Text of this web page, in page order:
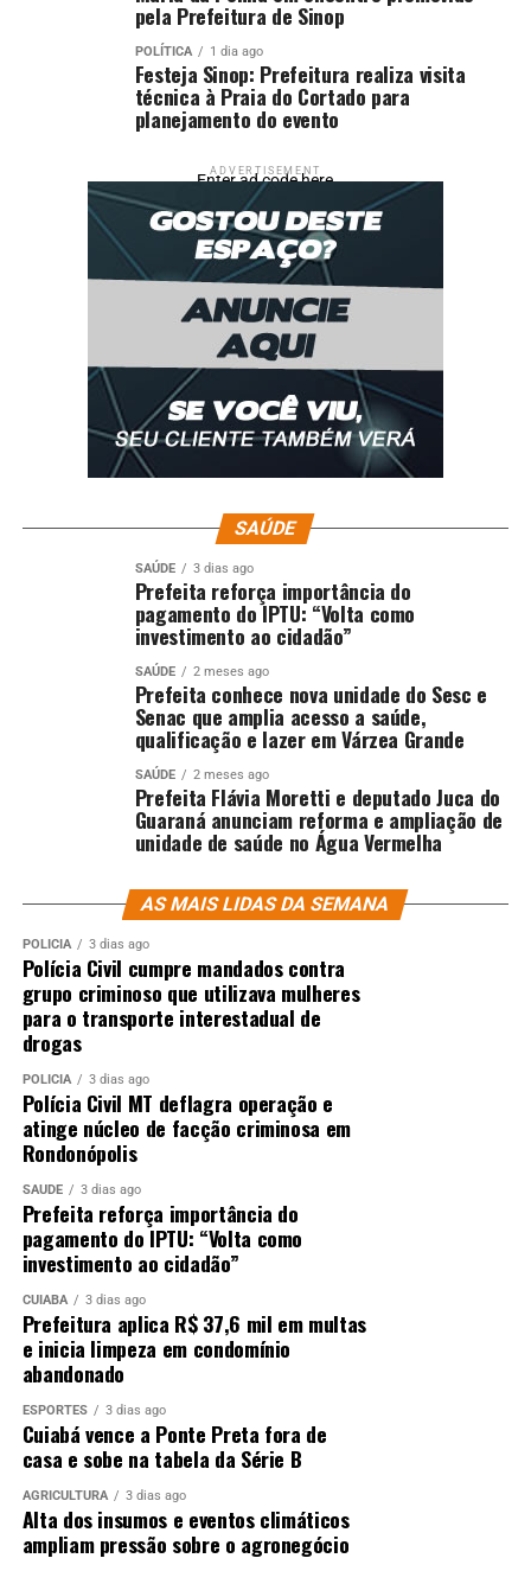
pela Prefeitura de Sinop
POLÍTICA 1 dia ago
Festeja Sinop: Prefeitura realiza visita
técnica à Praia do Cortado para
planejamento do evento
ADVERTISEMENT
Enter ad code here
SAÚDE
SAÚDE 3 dias ago
Prefeita reforça importância do
pagamento do IPTU: “Volta como
investimento ao cidadão”
SAÚDE 2 meses ago
Prefeita conhece nova unidade do Sesc e
Senac que amplia acesso a saúde,
qualificação e lazer em Várzea Grande
SAÚDE 2 meses ago
Prefeita Flávia Moretti e deputado Juca do
Guaraná anunciam reforma e ampliação de
unidade de saúde no Água Vermelha
AS MAIS LIDAS DA SEMANA
POLÍCIA 3 dias ago
Polícia Civil cumpre mandados contra
grupo criminoso que utilizava mulheres
para o transporte interestadual de
drogas
POLÍCIA 3 dias ago
Polícia Civil MT deflagra operação e
atinge núcleo de facção criminosa em
Rondonópolis
SAÚDE 3 dias ago
Prefeita reforça importância do
pagamento do IPTU: “Volta como
investimento ao cidadão”
CUIABÁ 3 dias ago
Prefeitura aplica R$ 37,6 mil em multas
e inicia limpeza em condomínio
abandonado
ESPORTES 3 dias ago
Cuiabá vence a Ponte Preta fora de
casa e sobe na tabela da Série B
AGRICULTURA 3 dias ago
Alta dos insumos e eventos climáticos
ampliam pressão sobre o agronegócio